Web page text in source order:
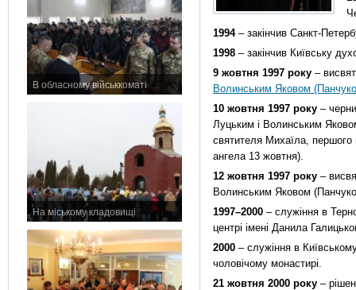
В обласному військкоматі
На міському кладовищі
1994– закінчив Санкт-
1998 – закінчив Київську
9 жовтня 1997 року –
Волинським Яковом
10 жовтня 1997 року –
Луцьким і Волинським
святителя Михаїла, першого
ангела 13 жовтня).
12 жовтня 1997 року –
Волинським Яковом
1997–2000 – служіння в
центрі імені Данила
2000 – служіння в
чоловічому монастирі.
21 жовтня 2000 року –